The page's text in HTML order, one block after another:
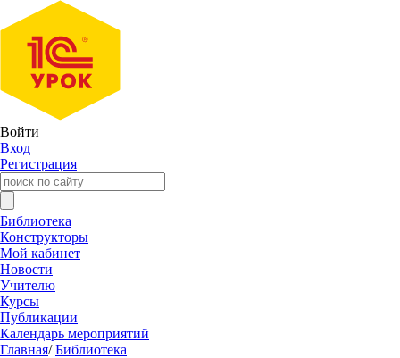
Войти
Вход
Регистрация
Библиотека
Конструкторы
Мой кабинет
Новости
Учителю
Курсы
Публикации
Календарь мероприятий
Главная/ Библиотека